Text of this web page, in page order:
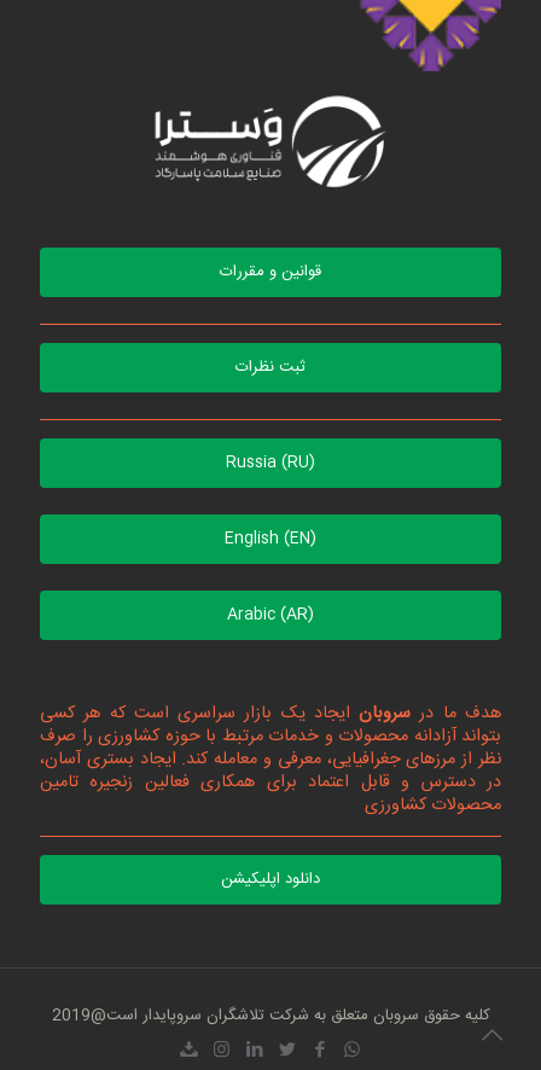
قوانین و مقررات
ثبت نظرات
Russia (RU)
English (EN)
Arabic (AR)
هدف ما در سروبانایجاد یک بازار سراسری است که هر کسی
بتواند آزادانه محصولات و خدمات مرتبط با حوزه کشاورزی را صرف
نظر از مرزهای جغرافیایی، معرفی و معامله کند. ایجاد بستری آسان،
در دسترس و قابل اعتماد برای همکاری فعالین زنجیره تامین
محصولات کشاورزی
دانلود اپلیکیشن
کلیه حقوق سروبان متعلق به شرکت تلاشگران سروپایدار است@2019